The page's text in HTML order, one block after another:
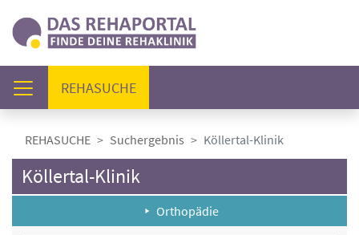
REHASUCHE(AKTUELL)
REHASUCHE Suchergebnis Köllertal-Klinik
Köllertal-Klinik
Orthopädie